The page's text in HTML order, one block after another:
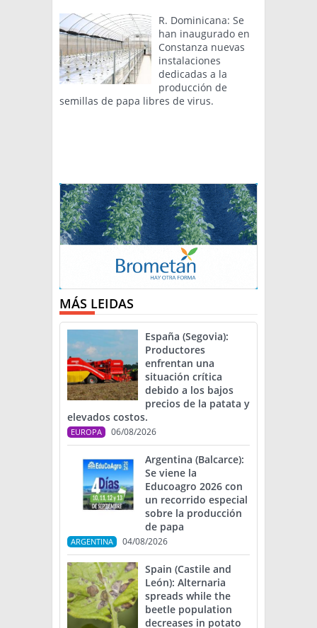
R. Dominicana: Se
han inaugurado en
Constanza nuevas
instalaciones
dedicadas a la
producción de
semillas de papa libres de virus.
MÁS LEIDAS
España (Segovia):
Productores
enfrentan una
situación crítica
debido a los bajos
precios de la patata y
elevados costos.
EUROPA 06/08/2026
Argentina (Balcarce):
Se viene la
Educoagro 2026 con
un recorrido especial
sobre la producción
de papa
ARGENTINA 04/08/2026
Spain (Castile and
León): Alternaria
spreads while the
beetle population
decreases in potato